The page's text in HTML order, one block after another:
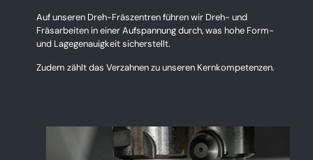
Auf unseren Dreh-Fräszentren führen wir Dreh- und
Fräsarbeiten in einer Aufspannung durch, was hohe Form-
und Lagegenauigkeit sicherstellt.
Zudem zählt das Verzahnen zu unseren Kernkompetenzen.